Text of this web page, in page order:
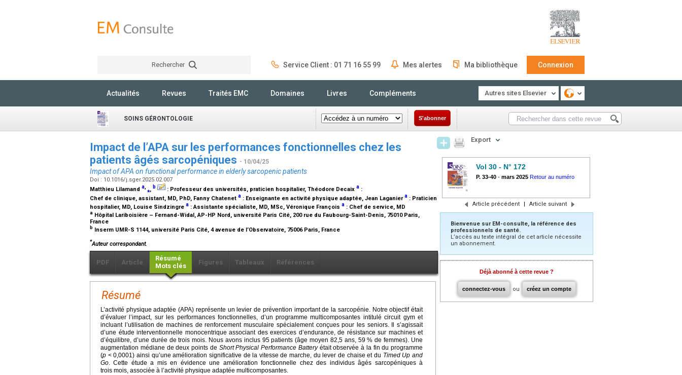
Rechercher Service Client : 01 71 16 55 99 Mes alertes Ma bibliothèque Connexion
Actualités Revues Traités EMC Domaines Livres Compléments Autres sites Elsevier
SOINS GÉRONTOLOGIE S'abonner
Impact de l’APA sur les performances fonctionnelles chez les
patients âgés sarcopéniques - 10/04/25
Impact of APA on functional performance in elderly sarcopenic patients
Doi : 10.1016/j.sger.2025.02.007
Matthieu Lilamand a,⁎, b : Professeur des universités, praticien hospitalier, Théodore Decaix a :
Chef de clinique, assistant, MD, PhD, Fanny Chatenet a : Enseignante en activité physique adaptée, Jean Laganiera : Praticien
hospitalier, MD, Louise Sindzingre a :Assistante spécialiste, MD, MSc, Véronique François a : Chef de service, MD
a Hôpital Lariboisière – Fernand-Widal, AP-HP Nord, université Paris Cité, 200 rue du Faubourg-Saint-Denis, 75010 Paris,
France
b Inserm UMR-S 1144, université Paris Cité, 4 avenue de l’Observatoire, 75006 Paris, France
*Auteur correspondant.
PDF Article
Résumé
Mots clés
Figures Tableaux Références
Résumé
L’activité physique adaptée (APA) représente un levier de prévention important de la sarcopénie. Notre objectif était
d’évaluer l’impact, sur les performances fonctionnelles, d’un programme multicomposantes intitulé circuit gym et
incluant l’utilisation de machines de renforcement musculaire spécialement conçues pour les seniors. Il s’agissait
d’une étude interventionnelle monocentrique associant des exercices d’endurance, de résistance sur machines et
d’équilibre, d’une durée de trois mois. Nous avons inclus 95 patients (âge moyen 82,5 ans, 59 % de femmes). Une
augmentation médiane de deux points de Short Physical Performance Batteryétait observée à la fin du programme
(p < 0,0001) ainsi qu’une amélioration significative de la vitesse de marche, du lever de chaise et du Timed Up and
Go. Cette étude a mis en évidence une amélioration fonctionnelle chez des individus âgés sarcopéniques à
trois mois, associée à l’activité physique adaptée multicomposantes.
Export
Vol 30 - N° 172
P. 33-40 - mars 2025 Retour au numéro
Article précédent | Article suivant
Bienvenue sur EM-consulte, la référence des
professionnels de santé.
L’accès au texte intégral de cet article nécessite
un abonnement.
Déjà abonné à cette revue ?
connectez-vous ou créez un compte